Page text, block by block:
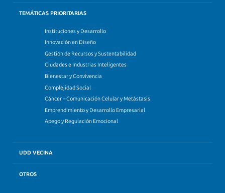
TEMÁTICAS PRIORITARIAS
Instituciones y Desarrollo
Innovación en Diseño
Gestión de Recursos y Sustentabilidad
Ciudades e Industrias Inteligentes
Bienestar y Convivencia
Complejidad Social
Cáncer – Comunicación Celular y Metástasis
Emprendimiento y Desarrollo Empresarial
Apego y Regulación Emocional
UDD VECINA
OTROS